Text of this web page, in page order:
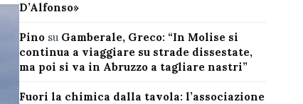
D’Alfonso»
Pinosu Gamberale, Greco: “In Molise si
continua a viaggiare su strade dissestate,
ma poi si va in Abruzzo a tagliare nastri”
Fuori la chimica dalla tavola: l’associazione